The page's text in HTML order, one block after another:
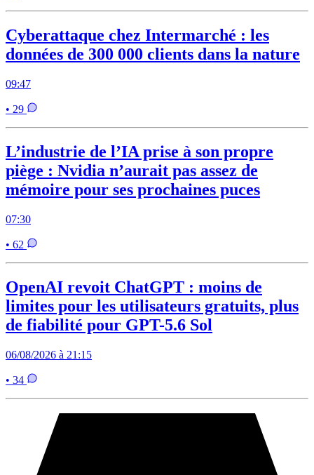
Cyberattaque chez Intermarché : les
données de 300 000 clients dans la nature
09:47
• 29
L’industrie de l’IA prise à son propre
piège : Nvidia n’aurait pas assez de
mémoire pour ses prochaines puces
07:30
• 62
OpenAI revoit ChatGPT : moins de
limites pour les utilisateurs gratuits, plus
de fiabilité pour GPT-5.6 Sol
06/08/2026 à 21:15
• 34